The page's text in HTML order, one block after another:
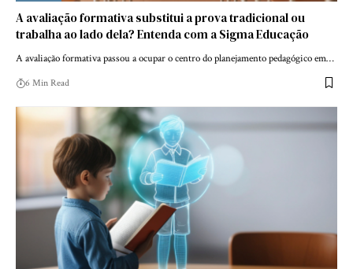
A avaliação formativa substitui a prova tradicional ou
trabalha ao lado dela? Entenda com a Sigma Educação
A avaliação formativa passou a ocupar o centro do planejamento pedagógico em…
6 Min Read